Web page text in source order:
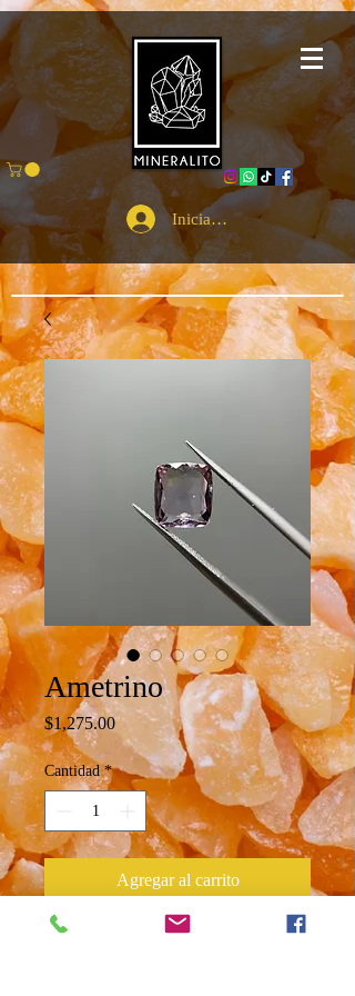
Iniciar sesión
Ametrino
$1,275.00Precio
Cantidad *
Agregar al carrito